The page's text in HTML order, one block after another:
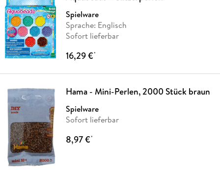
Spielware
Sprache: Englisch
Sofort lieferbar
16,29 €*
Hama - Mini-Perlen, 2000 Stück braun
Spielware
Sofort lieferbar
8,97 €*